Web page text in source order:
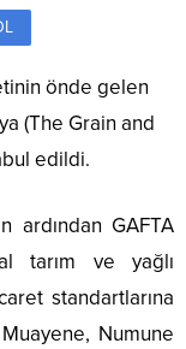
önde gelen
(The Grain and
edildi.
ardından GAFTA
tarım ve yağlı
standartlarına
Numune